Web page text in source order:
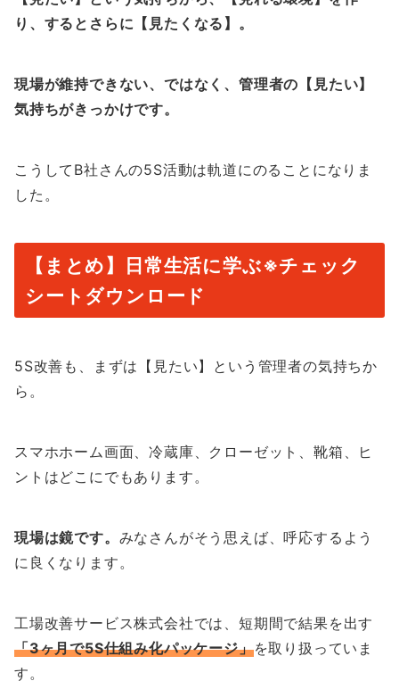
り、するとさらに【見たくなる】。
現場が維持できない、ではなく、管理者の【見たい】
気持ちがきっかけです。
こうしてB社さんの5S活動は軌道にのることになりま
した。
【まとめ】日常生活に学ぶ※チェック
シートダウンロード
5S改善も、まずは【見たい】という管理者の気持ちか
ら。
スマホホーム画面、冷蔵庫、クローゼット、靴箱、ヒ
ントはどこにでもあります。
現場は鏡です。 みなさんがそう思えば、呼応するよう
に良くなります。
工場改善サービス株式会社では、短期間で結果を出す
「3ヶ月で5S仕組み化パッケージ」を取り扱っていま
す。